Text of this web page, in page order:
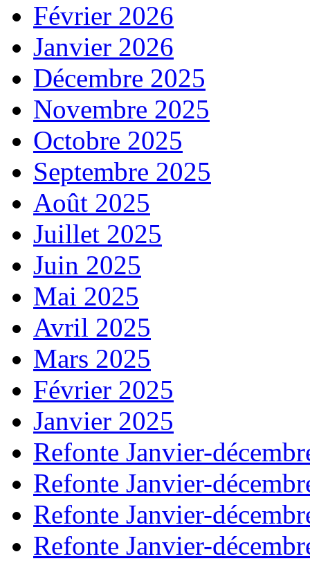
Février 2026
Janvier 2026
Décembre 2025
Novembre 2025
Octobre 2025
Septembre 2025
Août 2025
Juillet 2025
Juin 2025
Mai 2025
Avril 2025
Mars 2025
Février 2025
Janvier 2025
Refonte Janvier-
Refonte Janvier-
Refonte Janvier-
Refonte Janvier-